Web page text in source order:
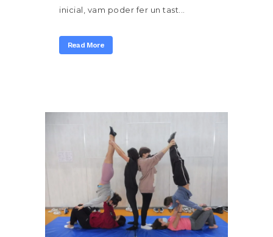
inicial, vam poder fer un tast...
Read More